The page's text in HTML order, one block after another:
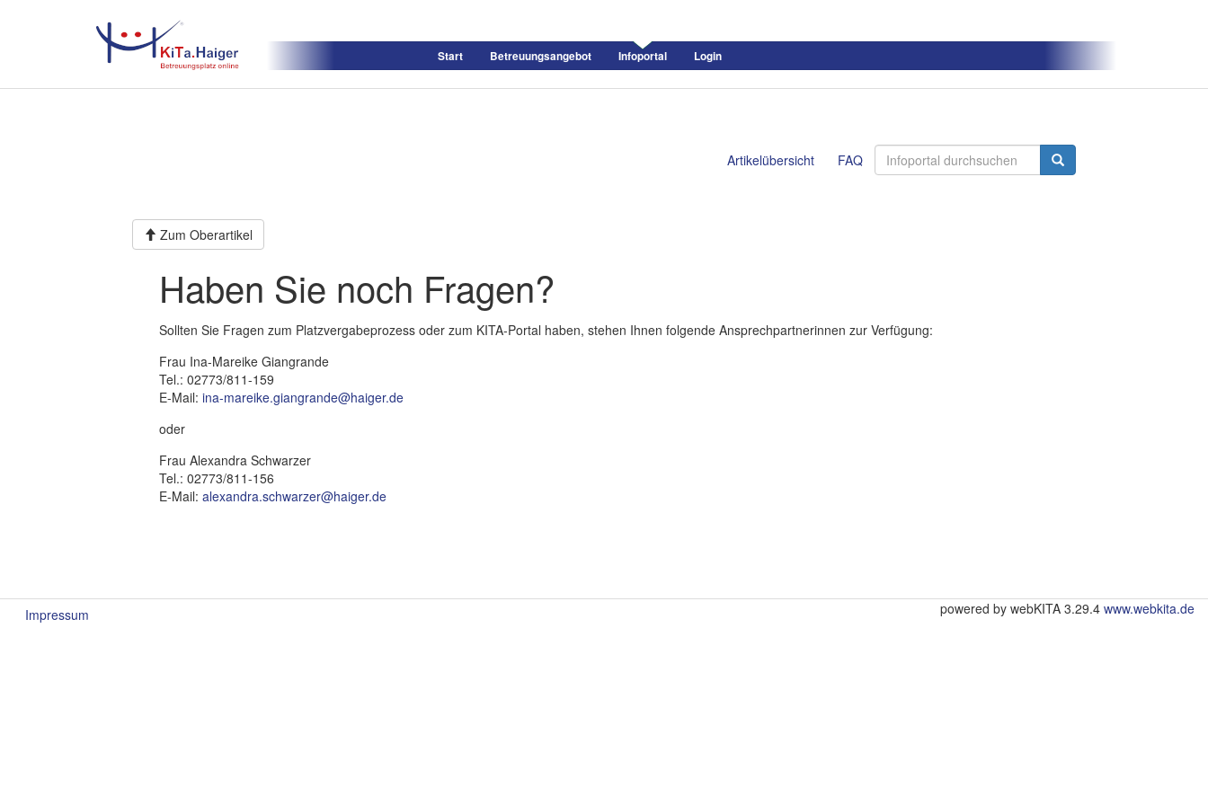
Start Betreuungsangebot Infoportal Login
FAQ
Artikelübersicht
Zum Oberartikel
Haben Sie noch Fragen?
Sollten Sie Fragen zum Platzvergabeprozess oder zum KITA-Portal haben, stehen Ihnen folgende Ansprechpartnerinnen zur Verfügung:
Frau Ina-Mareike Giangrande
Tel.: 02773/811-159
E-Mail: ina-mareike.giangrande@haiger.de
oder
Frau Alexandra Schwarzer
Tel.: 02773/811-156
E-Mail: alexandra.schwarzer@haiger.de
Impressum powered by webKITA 3.29.4 www.webkita.de